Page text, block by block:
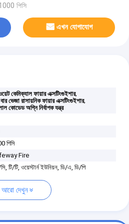
পিসি
এখন যোগাযোগ
কেমিক্যাল ফায়ার এক্সটিংগুইশার,
ভেজা রাসায়নিক ফায়ার এক্সটিংগুইশার,
কোডেড অগ্নি নির্বাপক যন্ত্র
পিসি
Fire
টি/টি, ওয়েস্টার্ন ইউনিয়ন, ডি/এ, ডি/পি
আরো দেখুন